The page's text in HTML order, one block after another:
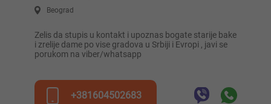
Beograd
Zelis da stupis u kontakt i upoznas bogate starije bake
i zrelije dame po vise gradova u Srbiji i Evropi , javi se
porukom na viber/whatsapp
+381604502683